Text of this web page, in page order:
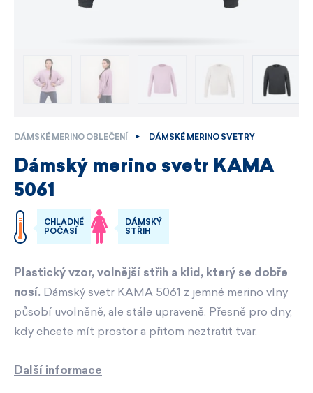
DÁMSKÉ MERINO OBLEČENÍ DÁMSKÉ MERINO SVETRY
Dámský merino svetr KAMA
5061
CHLADNÉ
POČASÍ
DÁMSKÝ
STŘIH
Plastický vzor, volnější střih a klid, který se dobře
nosí. Dámský svetr KAMA 5061 z jemné merino vlny
působí uvolněně, ale stále upraveně. Přesně pro dny,
kdy chcete mít prostor a přitom neztratit tvar.
Další informace